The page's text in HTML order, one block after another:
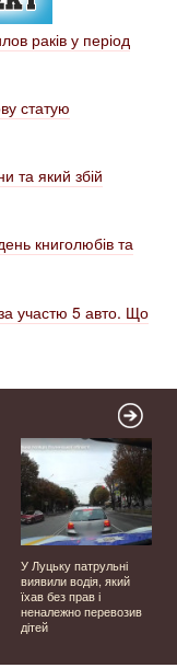
раків у період
статую
та який збій
книголюбів та
участю 5 авто. Що
У Луцьку патрульні
виявили водія, який
їхав без прав і
неналежно перевозив
дітей